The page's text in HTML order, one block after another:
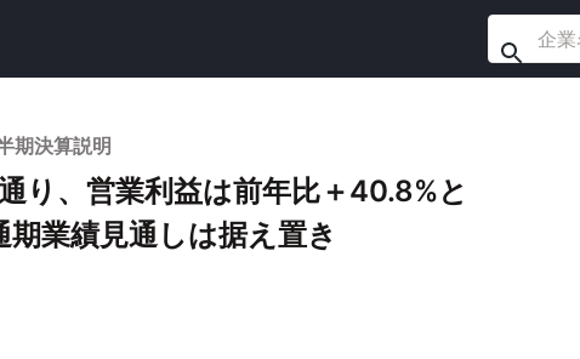
期決算説明
り、営業利益は前年比＋40.8%と
業績見通しは据え置き